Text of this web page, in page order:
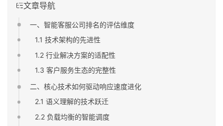
文章导航
一、智能客服公司排名的评估维度
1.1 技术架构的先进性
1.2 行业解决方案的适配性
1.3 客户服务生态的完整性
二、核心技术如何驱动响应速度进化
2.1 语义理解的技术跃迁
2.2 负载均衡的智能调度